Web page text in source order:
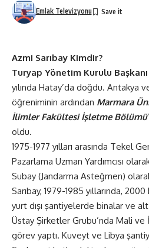
Emlak Televizyonu
Azmi Sarıbay Kimdir?
Turyap Yönetim Kurulu Başkanı
yılında Hatay’da doğdu. Antakya
öğreniminin ardından Marmara
İlimler Fakültesi İşletme Bölümü
oldu.
1975-1977 yılları arasında Tekel
Pazarlama Uzman Yardımcısı
Subay (Jandarma Asteğmen)
Sarıbay, 1979-1985 yıllarında,
yurt dışı şantiyelerde binalar ve
Üstay Şirketler Grubu’nda Mali
görev yaptı. Kuveyt ve Libya